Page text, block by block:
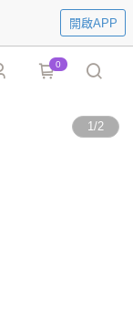
開啟APP
0
1/2